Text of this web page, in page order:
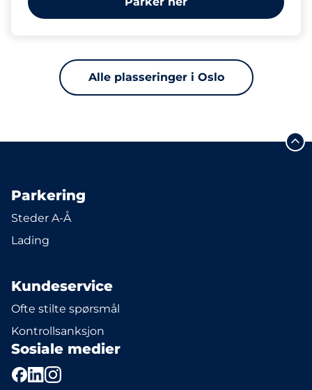
Alle plasseringer i Oslo
Parkering
Steder A-Å
Lading
Kundeservice
Ofte stilte spørsmål
Kontrollsanksjon
Sosiale medier